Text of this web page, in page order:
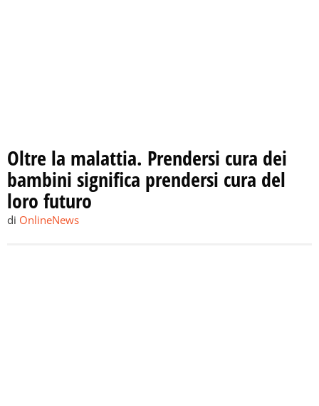
Oltre la malattia. Prendersi cura dei
bambini significa prendersi cura del
loro futuro
di OnlineNews